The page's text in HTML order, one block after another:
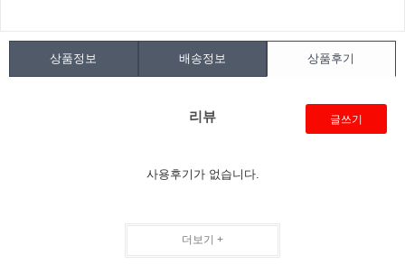
상품정보 배송정보 상품후기
리뷰 글쓰기
사용후기가 없습니다.
더보기 +